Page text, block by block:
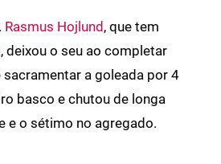
Rasmus Hojlund , que tem
deixou o seu ao completar
a goleada por 4
basco e chutou de longa
e o sétimo no agregado.